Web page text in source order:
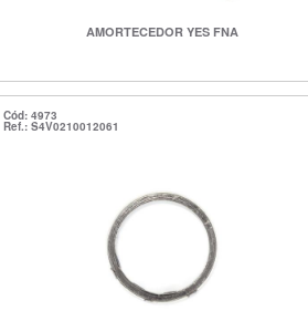
AMORTECEDOR YES FNA
Cód: 4973
Ref.: S4V0210012061